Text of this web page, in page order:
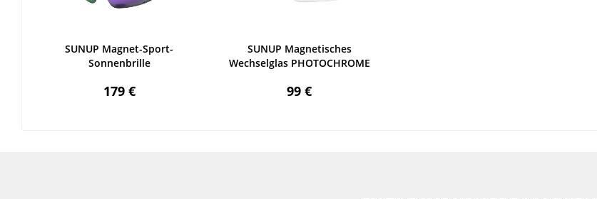
SUNUP Magnet-Sport-
Sonnenbrille
179 €
SUNUP Magnetisches
Wechselglas PHOTOCHROME
99 €